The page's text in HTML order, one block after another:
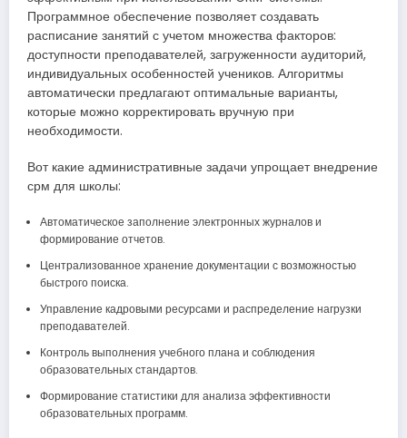
Программное обеспечение позволяет создавать
расписание занятий с учетом множества факторов:
доступности преподавателей, загруженности аудиторий,
индивидуальных особенностей учеников. Алгоритмы
автоматически предлагают оптимальные варианты,
которые можно корректировать вручную при
необходимости.
Вот какие административные задачи упрощает внедрение
срм для школы:
Автоматическое заполнение электронных журналов и
формирование отчетов.
Централизованное хранение документации с возможностью
быстрого поиска.
Управление кадровыми ресурсами и распределение нагрузки
преподавателей.
Контроль выполнения учебного плана и соблюдения
образовательных стандартов.
Формирование статистики для анализа эффективности
образовательных программ.